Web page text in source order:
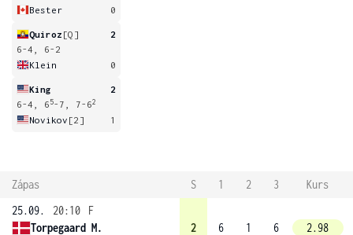
Bester
0
Quiroz [Q]
2
6-4, 6-2
Klein
0
King
2
6-4, 6 5-7, 7-62
Novikov [2] 1
Zápas S 1 2 3
Kurs
25.09.
20:10
F
Torpegaard M.
2
6
1
6
2.98